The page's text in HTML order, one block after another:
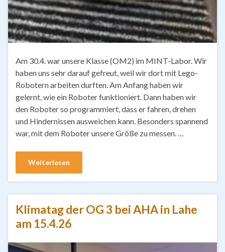
Am 30.4. war unsere Klasse (OM2) im MINT-Labor. Wir
haben uns sehr darauf gefreut, weil wir dort mit Lego-
Robotern arbeiten durften. Am Anfang haben wir
gelernt, wie ein Roboter funktioniert. Dann haben wir
den Roboter so programmiert, dass er fahren, drehen
und Hindernissen ausweichen kann. Besonders spannend
war, mit dem Roboter unsere Größe zu messen. …
Weiterlesen
Klimatag der OG 3 bei AHA in Lahe
am 15.4.26